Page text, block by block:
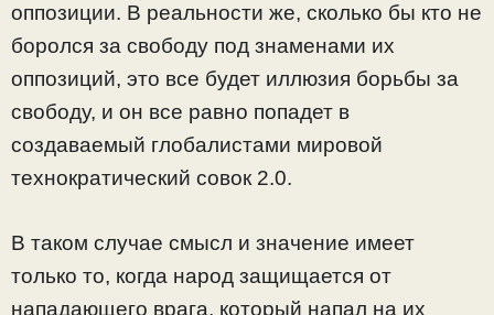
оппозиции. В реальности же, сколько бы кто не
боролся за свободу под знаменами их
оппозиций, это все будет иллюзия борьбы за
свободу, и он все равно попадет в
создаваемый глобалистами мировой
технократический совок 2.0.
В таком случае смысл и значение имеет
только то, когда народ защищается от
нападающего врага, который напал на их